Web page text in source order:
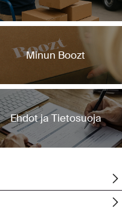
Minun Boozt
Ehdot ja Tietosuoja